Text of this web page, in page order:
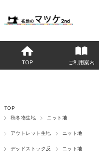
TOP ご利用案内
TOP
秋冬物生地
ニット地
アウトレット生地 ニット地
デッドストック反 ニット地